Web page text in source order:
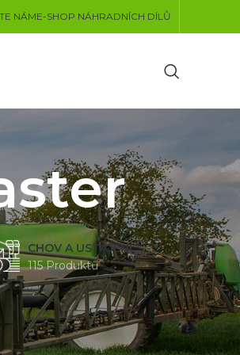
NÁME-SHOP NÁHRADNÍCH DÍLŮ
CHOV A USTÁJENÍ
115 Produktů